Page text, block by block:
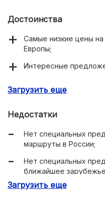
Достоинства
Самые низкие цены
Европы;
Интересные
указания перевозчику
Загрузить еще
Недостатки
Нет специальных
маршруты в России;
Нет специальных
ближайшее
Только английский
Загрузить еще